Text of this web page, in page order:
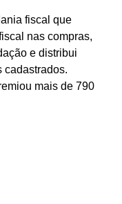
fiscal que
nas compras,
e distribui
cadastrados.
mais de 790